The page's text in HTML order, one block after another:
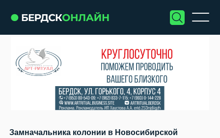
Замначальника колонии в Новосибирской